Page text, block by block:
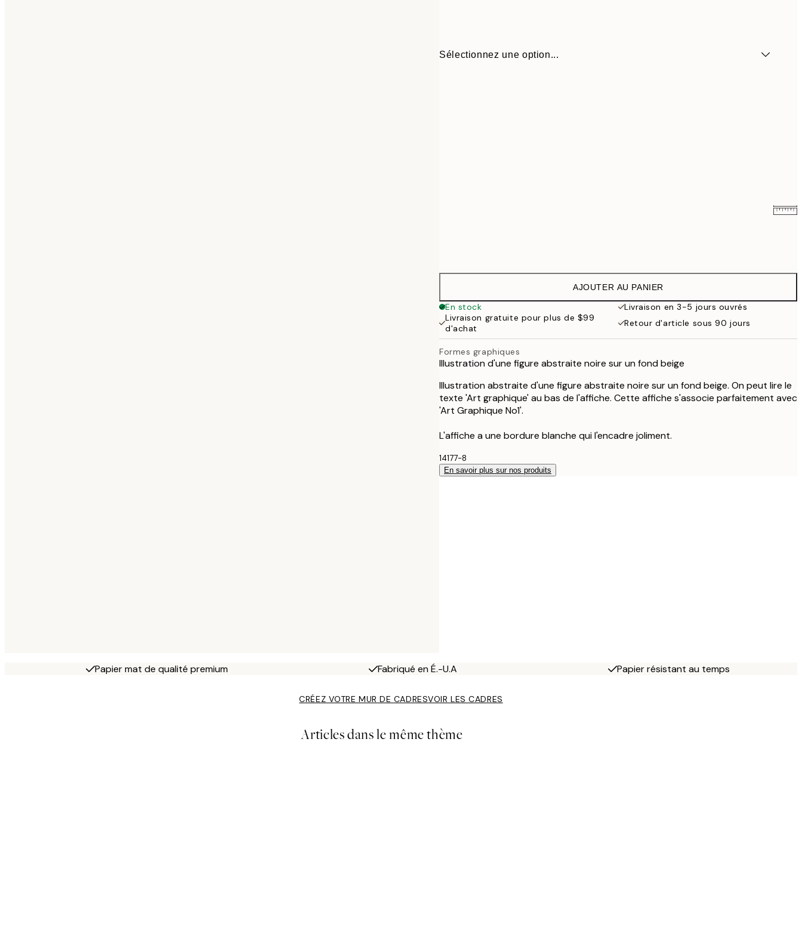
Sélectionnez une option...
AJOUTER AU PANIER
En stock
Livraison en 3-5 jours ouvrés
Livraison gratuite pour plus de $99
d'achat
Retour d'article sous 90 jours
Formes graphiques
Illustration d'une figure abstraite noire sur un fond beige
Illustration abstraite d'une figure abstraite noire sur un fond beige. On peut lire le
texte 'Art graphique' au bas de l'affiche. Cette affiche s'associe parfaitement avec
'Art Graphique No1'.
L'affiche a une bordure blanche qui l'encadre joliment.
14177-8
En savoir plus sur nos produits
Papier mat de qualité premium Fabriqué en É.-U.A Papier résistant au temps
CRÉEZ VOTRE MUR DE CADRESVOIR LES CADRES
Articles dans le même thème